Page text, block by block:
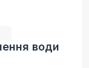
води